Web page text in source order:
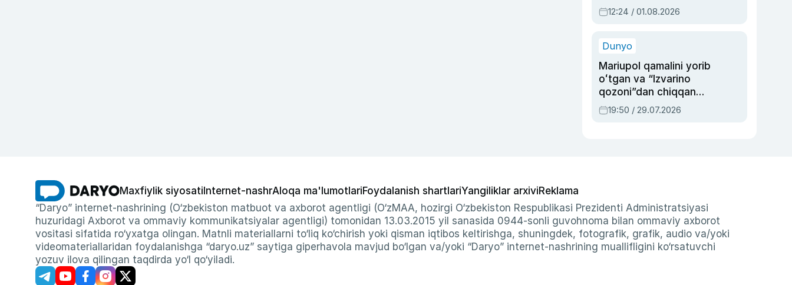
Oripovni siyosiy
ayblovlardan asrab
12:24 / 01.08.2026
Dunyo
Mariupol qamalini yorib
oʻtgan va “Izvarino
qozoni”dan chiqqan
qahramon — Ukraina
armiyasi bosh
19:50 / 29.07.2026
Maxfiylik siyosati Internet-nashrAloqa ma'lumotlariFoydalanish shartlariYangiliklar arxiviReklama
“Daryo” internet-nashrining (O‘zbekiston matbuot va axborot agentligi (O‘zMAA, hozirgi O‘zbekiston Respublikasi Prezidenti Administratsiyasi
huzuridagi Axborot va ommaviy kommunikatsiyalar agentligi) tomonidan 13.03.2015 yil sanasida 0944-sonli guvohnoma bilan ommaviy axborot
vositasi sifatida ro‘yxatga olingan. Matnli materiallarni to‘liq ko‘chirish yoki qisman iqtibos keltirishga, shuningdek, fotografik, grafik, audio va/yoki
videomateriallaridan foydalanishga “daryo.uz” saytiga giperhavola mavjud bo‘lgan va/yoki “Daryo” internet-nashrining muallifligini ko‘rsatuvchi
yozuv ilova qilingan taqdirda yo‘l qo‘yiladi.